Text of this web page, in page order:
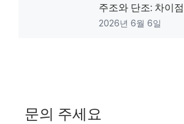
주조와 단조: 차이
2026년 6월 6일
문의 주세요